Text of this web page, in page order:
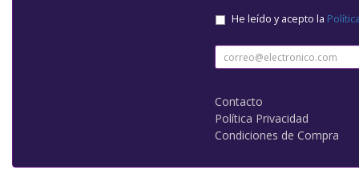
He leído y acepto la
Contacto
Política Privacidad
Condiciones de Compra